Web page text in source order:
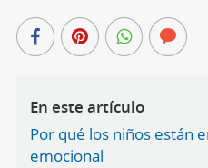
En este artículo
Por qué los niños están
emocional